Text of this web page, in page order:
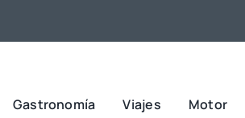
Gastronomía Viajes Motor